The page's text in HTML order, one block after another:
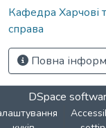
Кафедра Харчові
справа
Повна
DSpace